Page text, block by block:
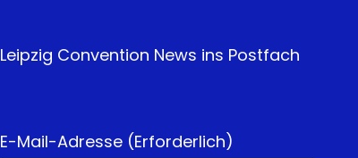
Leipzig Convention News ins Postfach
E-Mail-Adresse (Erforderlich)